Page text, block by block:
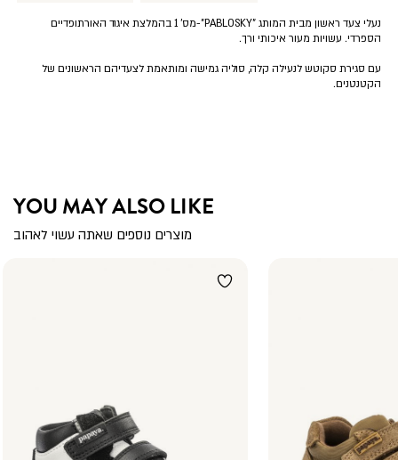
נעלי צעד ראשון מבית המותג ”PABLOSKY”-מס’ 1 בהמלצת איגוד האורתופדיים
הספרדי. עשויות מעור איכותי ורך.
עם סגירת סקוטש לנעילה קלה, סוליה גמישה ומותאמת לצעדיהם הראשונים של
הקטנטנים.
YOU MAY ALSO LIKE
מוצרים נוספים שאתה עשוי לאהוב